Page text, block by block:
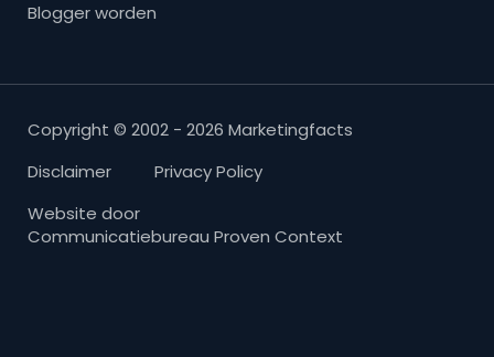
Blogger worden
Copyright © 2002 - 2026 Marketingfacts
Disclaimer
Privacy Policy
Website door
Communicatiebureau Proven Context